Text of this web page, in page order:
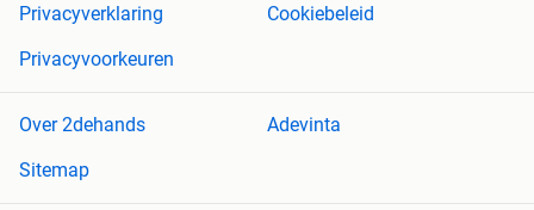
Privacyverklaring
Cookiebeleid
Privacyvoorkeuren
Over 2dehands
Adevinta
Sitemap